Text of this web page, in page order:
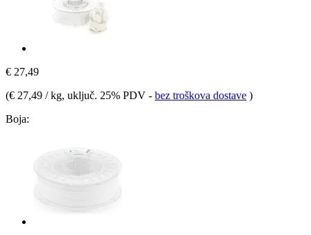
€ 27,49
(€ 27,49 / kg, uključ. 25% PDV - bez troškova dostave )
Boja: